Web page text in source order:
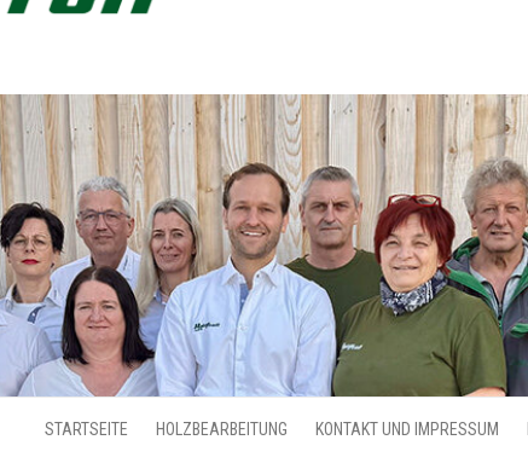
STARTSEITE HOLZBEARBEITUNG KONTAKT UND IMPRESSUM